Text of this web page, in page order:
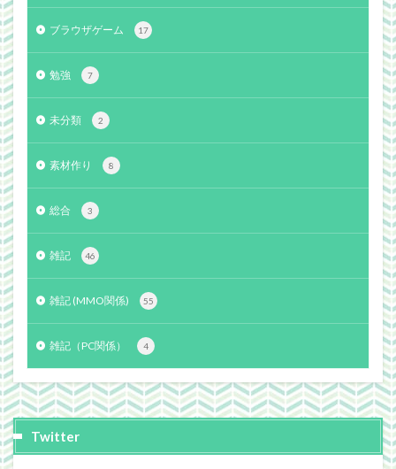
ブラウザゲーム 17
勉強 7
未分類 2
素材作り 8
総合 3
雑記 46
雑記 (MMO関係) 55
雑記（PC関係） 4
Twitter